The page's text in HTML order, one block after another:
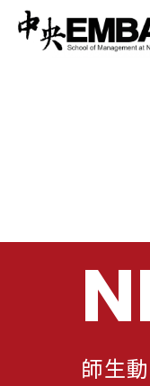
師生